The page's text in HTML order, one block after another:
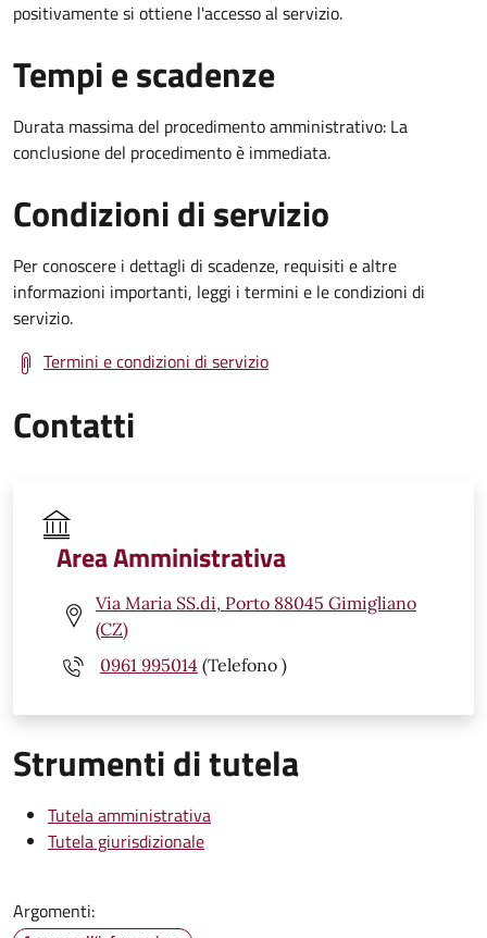
positivamente si ottiene l'accesso al servizio.
Tempi e scadenze
Durata massima del procedimento amministrativo: La
conclusione del procedimento è immediata.
Condizioni di servizio
Per conoscere i dettagli di scadenze, requisiti e altre
informazioni importanti, leggi i termini e le condizioni di
servizio.
Termini e condizioni di servizio
Contatti
Area Amministrativa
Via Maria SS.di, Porto 88045 Gimigliano
(CZ)
0961 995014 (Telefono )
Strumenti di tutela
Tutela amministrativa
Tutela giurisdizionale
Argomenti: